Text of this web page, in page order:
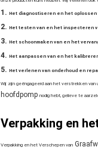
Het diagnostiseren en het oplossen
Het testen van en het inspecteren
Het schoonmaken van en het
Het aanpassen van en het
Het verlenen van onderhoud en
Wij zijn geëngageerd aan het verstrekken
hoofdpomp nodig hebt, gelieve te
Verpakking en
Verpakking en het Verschepen van